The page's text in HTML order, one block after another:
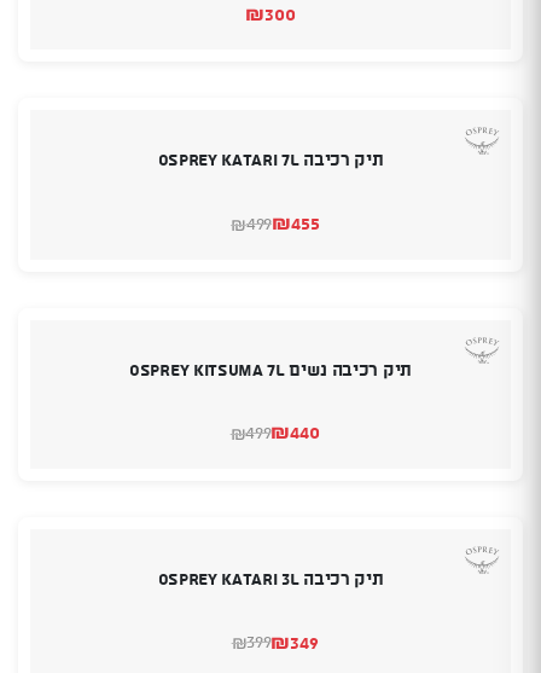
₪300
תיק רכיבה OSPREY KATARI 7L
₪499
המחיר₪455
המחיר
תיק רכיבה נשים OSPREY KITSUMA 7L
₪499
המחיר₪440
המחיר
תיק רכיבה OSPREY KATARI 3L
₪399
המחיר₪349
המחיר